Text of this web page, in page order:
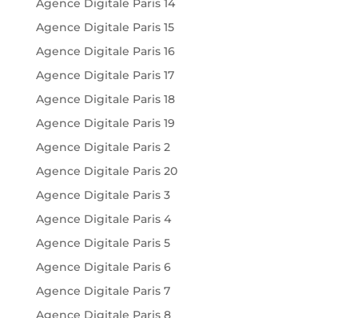
Agence Digitale Paris 14
Agence Digitale Paris 15
Agence Digitale Paris 16
Agence Digitale Paris 17
Agence Digitale Paris 18
Agence Digitale Paris 19
Agence Digitale Paris 2
Agence Digitale Paris 20
Agence Digitale Paris 3
Agence Digitale Paris 4
Agence Digitale Paris 5
Agence Digitale Paris 6
Agence Digitale Paris 7
Agence Digitale Paris 8